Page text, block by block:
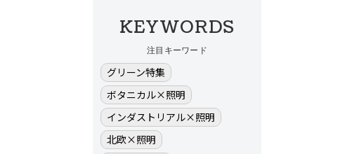
KEYWORDS
注目キーワード
グリーン特集
ボタニカル×照明
インダストリアル×照明
北欧×照明